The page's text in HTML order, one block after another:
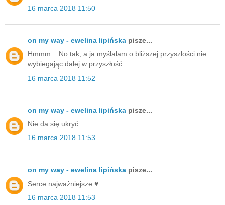
16 marca 2018 11:50
on my way - ewelina lipińska pisze...
Hmmm... No tak, a ja myślałam o bliższej przyszłości nie
wybiegając dalej w przyszłość
16 marca 2018 11:52
on my way - ewelina lipińska pisze...
Nie da się ukryć...
16 marca 2018 11:53
on my way - ewelina lipińska pisze...
Serce najważniejsze ♥️
16 marca 2018 11:53